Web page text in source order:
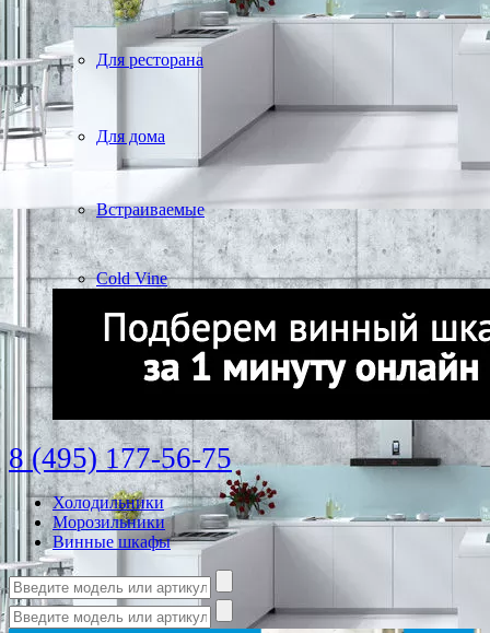
Для ресторана
Для дома
Встраиваемые
Cold Vine
8 (495) 177-56-75
Холодильники
Морозильники
Винные шкафы